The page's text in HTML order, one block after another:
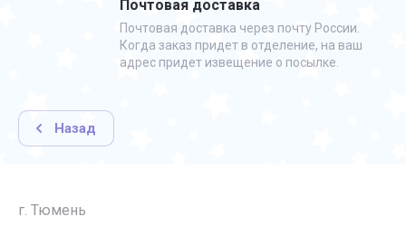
Почтовая доставка
Почтовая доставка через почту России.
Когда заказ придет в отделение, на ваш
адрес придет извещение о посылке.
Назад
г. Тюмень